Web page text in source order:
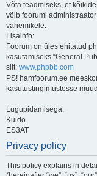
Võta teadmiseks, et
võib foorumi
vahemikele.
Lisainfo:
Foorum on üles ehitatud
kasutamiseks “General
siit: www.phpbb.com
PS! hamfoorum.ee
kasutustingimustesse
Lugupidamisega,
Kuido
ES3AT
Privacy policy
This policy explains in